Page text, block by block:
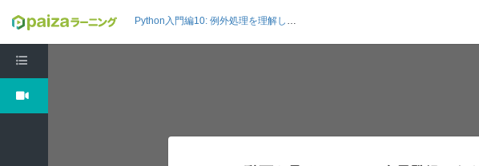
Python入門編10: 例外処理を理解しよう